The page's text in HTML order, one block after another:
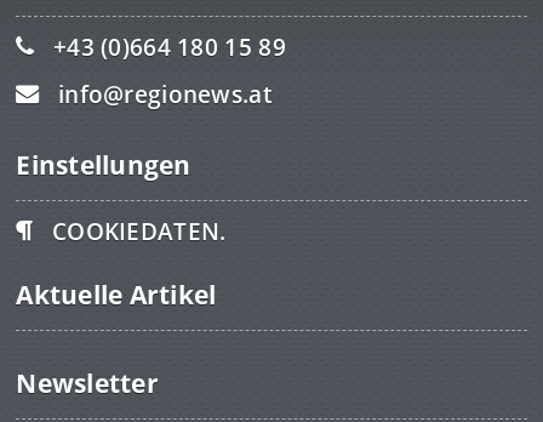
+43 (0)664 180 15 89
info@regionews.at
Einstellungen
COOKIEDATEN.
Aktuelle Artikel
Newsletter